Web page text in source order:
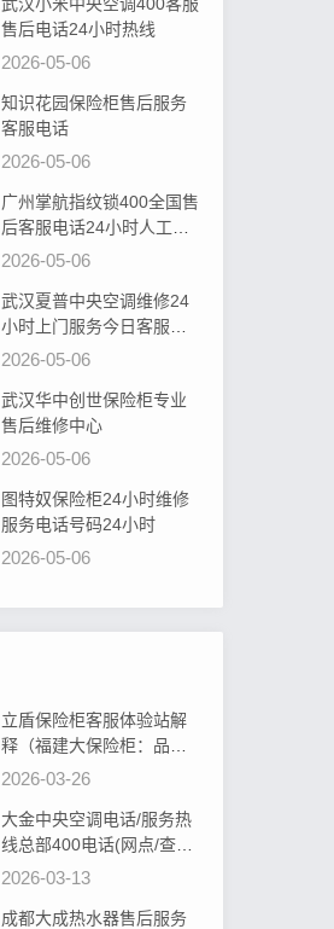
售后电话24小时热线
2026-05-06
知识花园保险柜售后服务
客服电话
2026-05-06
广州掌航指纹锁400全国售
后客服电话24小时人工电
话
2026-05-06
武汉夏普中央空调维修24
小时上门服务今日客服热
线
2026-05-06
武汉华中创世保险柜专业
售后维修中心
2026-05-06
图特奴保险柜24小时维修
服务电话号码24小时
2026-05-06
立盾保险柜客服体验站解
释（福建大保险柜：品质
卓越，安全可靠首选）
2026-03-26
大金中央空调电话/服务热
线总部400电话(网点/查询)
告诉你大金中央空调控制
2026-03-13
成都大成热水器售后服务